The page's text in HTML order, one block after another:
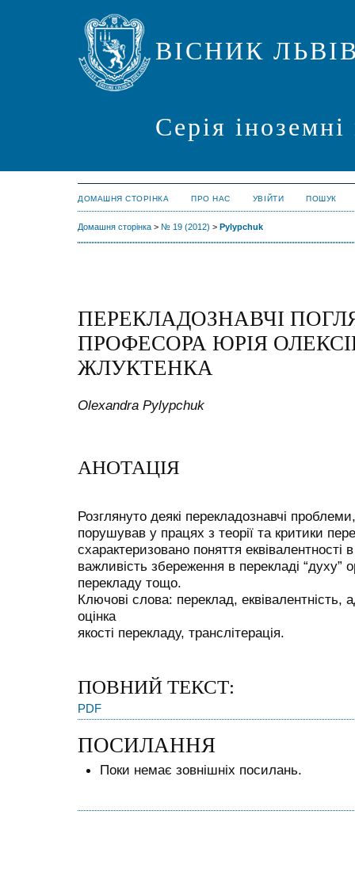
ВІСНИК
Серія
ДОМАШНЯ СТОРІНКА ПРО НАС УВІЙТИ ПОШУК
Домашня сторінка > № 19 (2012) > Pylypchuk
ПЕРЕКЛАДОЗНАВЧІ
ПРОФЕСОРА ЮРІЯ
ЖЛУКТЕНКА
Olexandra Pylypchuk
АНОТАЦІЯ
Розглянуто деякі перекладознавчі
порушував у працях з теорії та критики
схарактеризовано поняття еквівалентності
важливість збереження в перекладі “духу”
перекладу тощо.
Ключові слова: переклад, еквівалентність,
оцінка
якості перекладу, транслітерація.
ПОВНИЙ ТЕКСТ:
PDF
ПОСИЛАННЯ
Поки немає зовнішніх посилань.